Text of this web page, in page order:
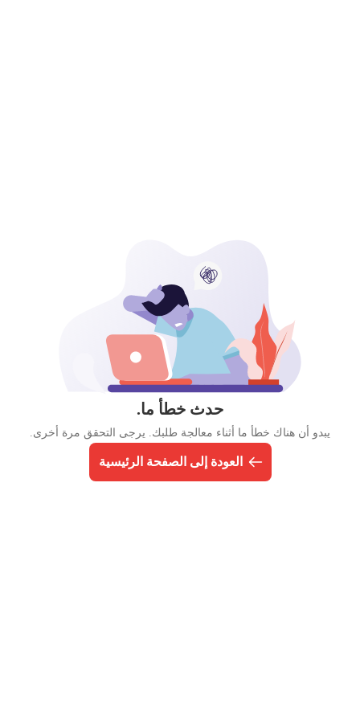
حدث خطأ ما.
يبدو أن هناك خطأ ما أثناء معالجة طلبك. يرجى التحقق مرة أخرى.
العودة إلى الصفحة الرئيسية